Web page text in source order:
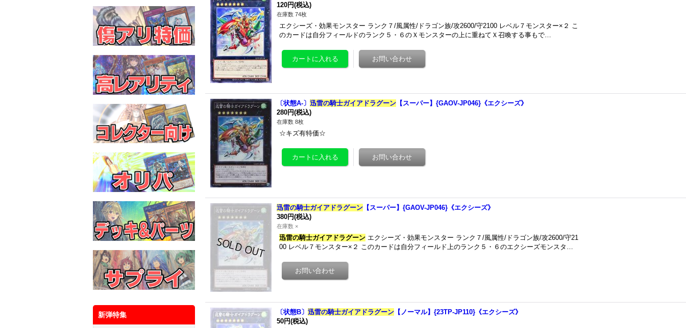
新弾特集
120円(税込)
在庫数 74枚
エクシーズ・効果モンスター ランク７/風属性/ドラゴン族/攻2600/守2100 レベル７モンスター×２ こ
のカードは自分フィールドのランク５・６のＸモンスターの上に重ねてＸ召喚する事もで…
〔状態A-〕 迅雷の騎士ガイアドラグーン 【スーパー】{GAOV-JP046}《エクシーズ》
280円(税込)
在庫数 8枚
☆キズ有特価☆
迅雷の騎士ガイアドラグーン 【スーパー】{GAOV-JP046}《エクシーズ》
380円(税込)
在庫数 ×
迅雷の騎士ガイアドラグーン エクシーズ・効果モンスター ランク７/風属性/ドラゴン族/攻2600/守21
00 レベル７モンスター×２ このカードは自分フィールド上のランク５・６のエクシーズモンスタ…
〔状態B〕 迅雷の騎士ガイアドラグーン 【ノーマル】{23TP-JP110}《エクシーズ》
50円(税込)